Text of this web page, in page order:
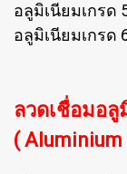
อลูมิเนียมเกรด
อลูมิเนียมเกรด
ลวดเชื่อมอลู
(